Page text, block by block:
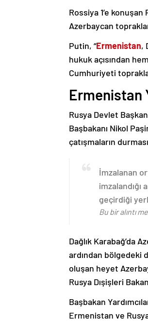
Rossiya 1’e
Azerbaycan
Putin, “Ermenistan,
hukuk açısından
Cumhuriyeti
Ermenistan
Rusya Devlet
Başbakanı Nikol
çatışmaların
İmzalanan
imzalandığı
geçirdiği
Bu bir alıntı
Dağlık Karabağ’da
ardından bölgedeki
oluşan heyet
Rusya Dışişleri
Başbakan
Ermenistan ve